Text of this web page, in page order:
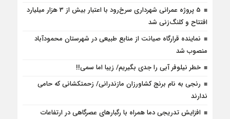
5 پروژه‌ عمرانی شهرداری سرخ‌رود با اعتبار بیش از 3 هزار میلیارد
افتتاح و کلنگ‌زنی شد
نماینده قرارگاه صیانت از منابع طبیعی در شهرستان محمودآباد
منصوب شد
خطر نیلوفر آبی را جدی بگیریم/ زیبا اما سمی!!
رنجی به نام برنج کشاورزان مازندرانی/ زحمتکشانی که حامی
ندارند
افزایش تدریجی دما همراه با رگبارهای عصرگاهی در ارتفاعات